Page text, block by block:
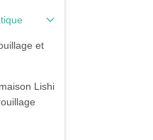
et
Lishi